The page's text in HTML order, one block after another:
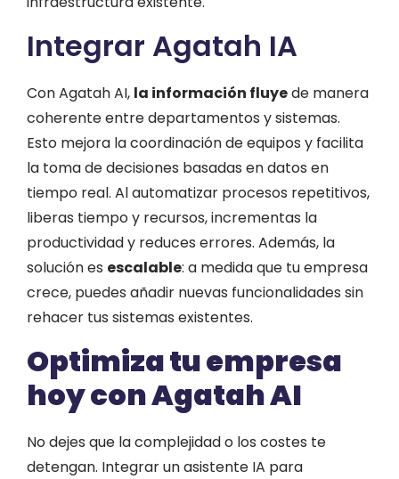
Integrar Agatah IA
Con Agatah AI, la información fluyede manera
coherente entre departamentos y sistemas.
Esto mejora la coordinación de equipos y facilita
la toma de decisiones basadas en datos en
tiempo real. Al automatizar procesos repetitivos,
liberas tiempo y recursos, incrementas la
productividad y reduces errores. Además, la
solución es escalable: a medida que tu empresa
crece, puedes añadir nuevas funcionalidades sin
rehacer tus sistemas existentes.
Optimiza tu empresa
hoy con Agatah AI
No dejes que la complejidad o los costes te
detengan. Integrar un asistente IA para